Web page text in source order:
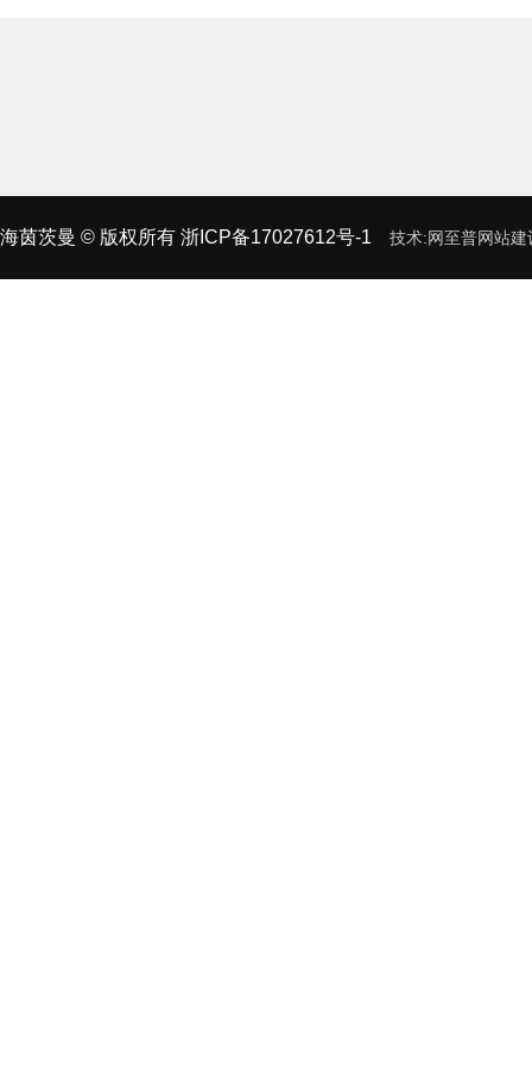
海茵茨曼 © 版权所有 浙ICP备17027612号-1 技术:网至普网站建